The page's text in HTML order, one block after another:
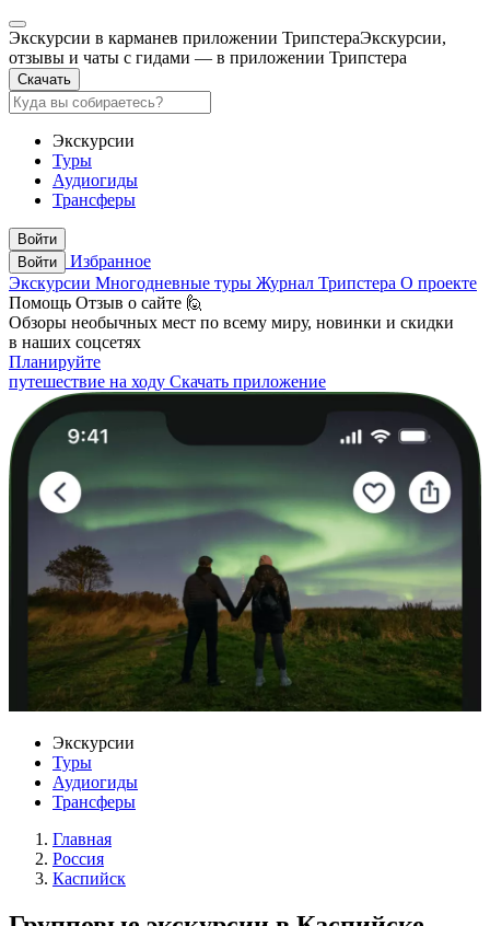
Экскурсии в карманев приложении ТрипстераЭкскурсии,
отзывы и чаты с гидами — в приложении Трипстера
Скачать
Экскурсии
Туры
Аудиогиды
Трансферы
Войти
Войти
Избранное
Экскурсии Многодневные туры Журнал Трипстера О проекте
Помощь Отзыв о сайте 🙋
Обзоры необычных мест по всему миру, новинки и скидки
в наших соцсетях
Планируйте
путешествие на ходу Скачать приложение
Экскурсии
Туры
Аудиогиды
Трансферы
Главная
Россия
Каспийск